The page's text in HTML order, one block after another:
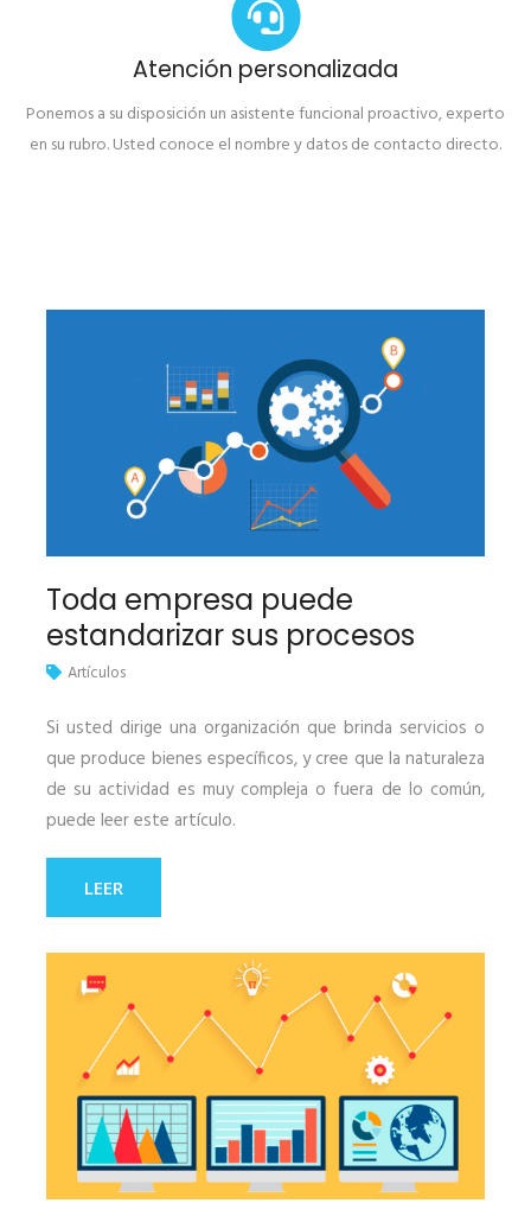
Atención personalizada
Ponemos a su disposición un asistente funcional proactivo, experto
en su rubro. Usted conoce el nombre y datos de contacto directo.
Toda empresa puede
estandarizar sus procesos
Artículos
Si usted dirige una organización que brinda servicios o
que produce bienes específicos, y cree que la naturaleza
de su actividad es muy compleja o fuera de lo común,
puede leer este artículo.
LEER